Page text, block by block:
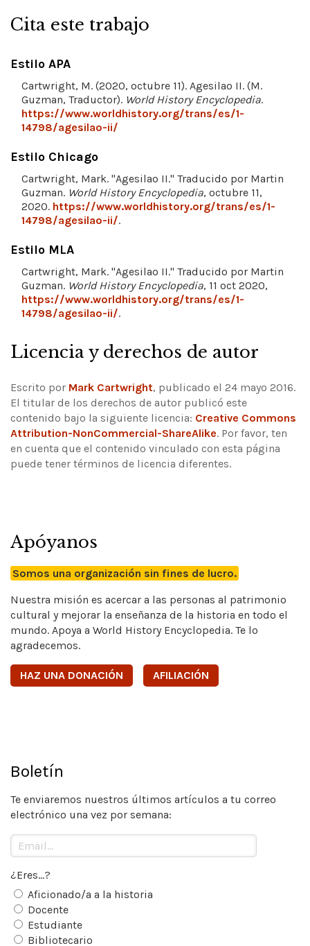
Cita este trabajo
Estilo APA
Cartwright, M. (2020, octubre 11). Agesilao II. (M.
Guzman, Traductor). World History Encyclopedia.
https://www.worldhistory.org/trans/es/1-
14798/agesilao-ii/
Estilo Chicago
Cartwright, Mark. "Agesilao II." Traducido por Martin
Guzman. World History Encyclopedia, octubre 11,
2020. https://www.worldhistory.org/trans/es/1-
14798/agesilao-ii/.
Estilo MLA
Cartwright, Mark. "Agesilao II." Traducido por Martin
Guzman. World History Encyclopedia, 11 oct 2020,
https://www.worldhistory.org/trans/es/1-
14798/agesilao-ii/.
Licencia y derechos de autor
Escrito por Mark Cartwright, publicado el 24 mayo 2016.
El titular de los derechos de autor publicó este
contenido bajo la siguiente licencia: Creative Commons
Attribution-NonCommercial-ShareAlike. Por favor, ten
en cuenta que el contenido vinculado con esta página
puede tener términos de licencia diferentes.
Apóyanos
Somos una organización sin fines de lucro.
Nuestra misión es acercar a las personas al patrimonio
cultural y mejorar la enseñanza de la historia en todo el
mundo. Apoya a World History Encyclopedia. Te lo
agradecemos.
HAZ UNA DONACIÓN AFILIACIÓN
Boletín
Te enviaremos nuestros últimos artículos a tu correo
electrónico una vez por semana:
¿Eres...?
Aficionado/a a la historia
Docente
Estudiante
Bibliotecario